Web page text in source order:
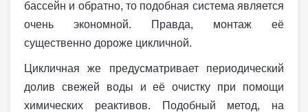
бассейн и обратно, то подобная система является
очень экономной. Правда, монтаж её
существенно дороже цикличной.
Цикличная же предусматривает периодический
долив свежей воды и её очистку при помощи
химических реактивов. Подобный метод, на